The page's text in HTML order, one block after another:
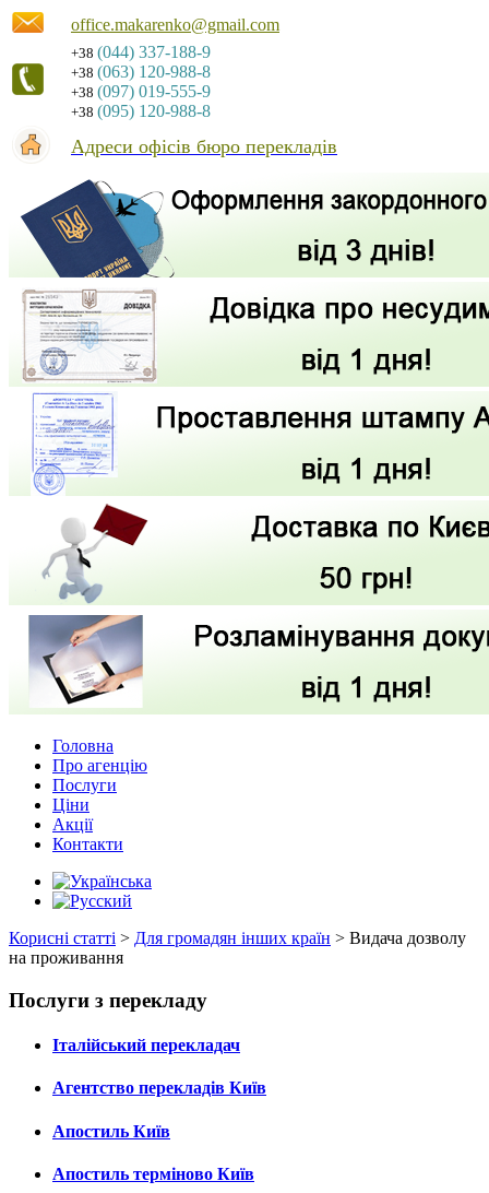
office.makarenko@gmail.com
+38 (044) 337-188-9
+38 (063) 120-988-8
+38 (097) 019-555-9
+38 (095) 120-988-8
Адреси офісів бюро перекладів
Головна
Про агенцію
Послуги
Ціни
Акції
Контакти
Корисні статті > Для громадян інших країн > Видача дозволу
на проживання
Послуги з перекладу
Італійський перекладач
Агентство перекладів Київ
Апостиль Київ
Апостиль терміново Київ